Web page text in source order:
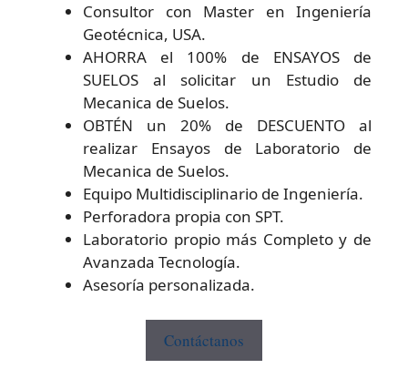
Consultor con Master en Ingeniería
Geotécnica, USA.
AHORRA el 100% de ENSAYOS de
SUELOS al solicitar un Estudio de
Mecanica de Suelos.
OBTÉN un 20% de DESCUENTO al
realizar Ensayos de Laboratorio de
Mecanica de Suelos.
Equipo Multidisciplinario de Ingeniería.
Perforadora propia con SPT.
Laboratorio propio más Completo y de
Avanzada Tecnología.
Asesoría personalizada.
Contáctanos